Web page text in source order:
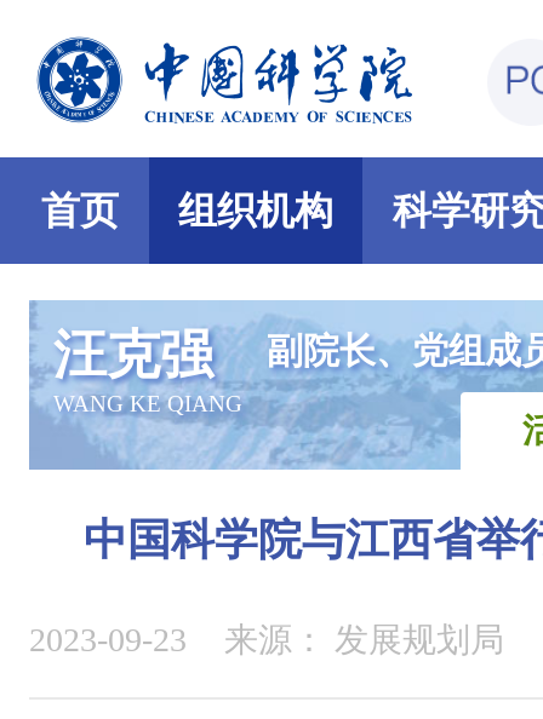
首页 组织机构 科学研
汪克强
WANG KE QIANG
副院长、党组成
中国科学院与江西省举
2023-09-23 来源： 发展规划局